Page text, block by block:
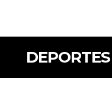
DEPORTES